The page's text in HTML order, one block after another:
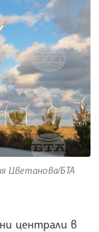
Цветанова/БТА
централи в